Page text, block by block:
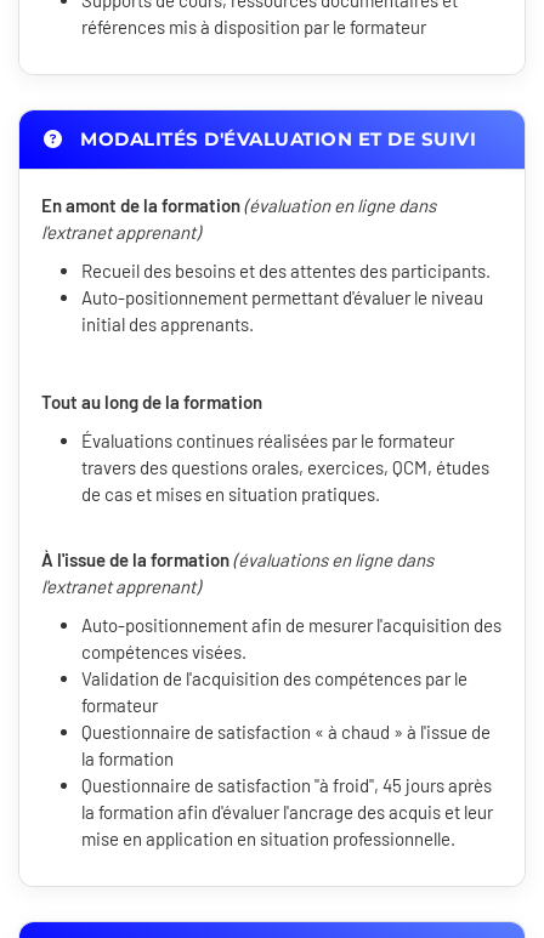
références mis à disposition par le formateur
MODALITÉS D'ÉVALUATION ET DE SUIVI
En amont de la formation(évaluation en ligne dans
l'extranet apprenant)
Recueil des besoins et des attentes des participants.
Auto-positionnement permettant d'évaluer le niveau
initial des apprenants.
Tout au long de la formation
Évaluations continues réalisées par le formateur
travers des questions orales, exercices, QCM, études
de cas et mises en situation pratiques.
À l'issue de la formation(évaluations en ligne dans
l'extranet apprenant)
Auto-positionnement afin de mesurer l'acquisition des
compétences visées.
Validation de l'acquisition des compétences par le
formateur
Questionnaire de satisfaction « à chaud » à l'issue de
la formation
Questionnaire de satisfaction "à froid", 45 jours après
la formation afin d'évaluer l'ancrage des acquis et leur
mise en application en situation professionnelle.